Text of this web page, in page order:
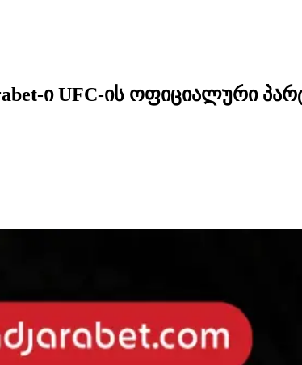
ი UFC-ის ოფიციალური